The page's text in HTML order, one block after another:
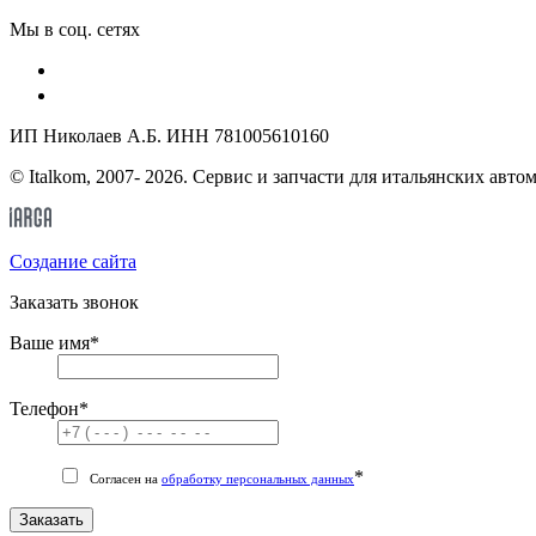
Мы в соц. сетях
ИП Николаев А.Б. ИНН 781005610160
© Italkom, 2007- 2026. Сервис и запчасти для итальянских
Cоздание сайта
Заказать звонок
Ваше имя*
Телефон*
Согласен на обработку персональных данных*
Заказать